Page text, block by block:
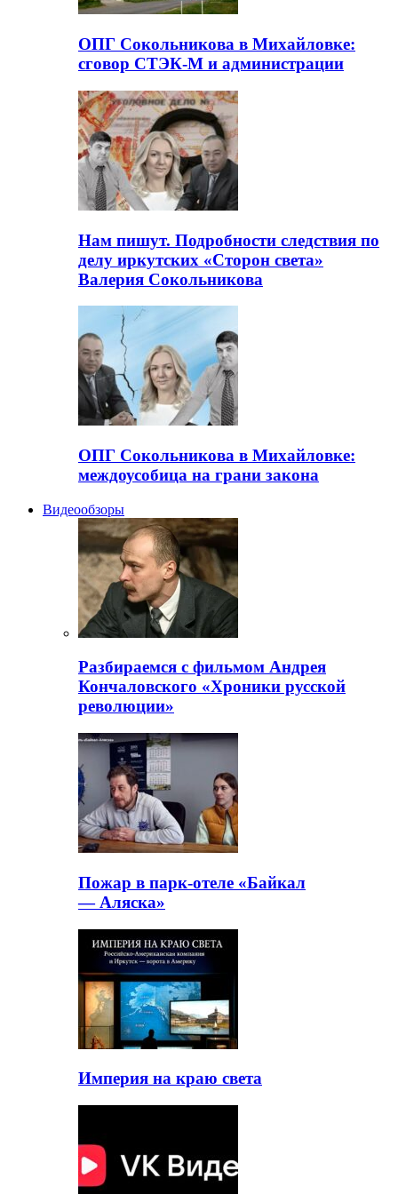
ОПГ Сокольникова в Михайловке:
сговор СТЭК-М и администрации
Нам пишут. Подробности следствия по
делу иркутских «Сторон света»
Валерия Сокольникова
ОПГ Сокольникова в Михайловке:
междоусобица на грани закона
Видеообзоры
Разбираемся с фильмом Андрея
Кончаловского «Хроники русской
революции»
Пожар в парк-отеле «Байкал
— Аляска»
Империя на краю света